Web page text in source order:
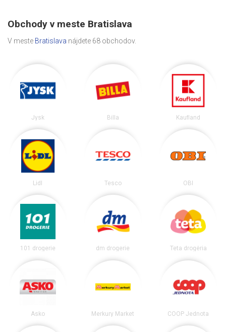
Obchody v meste Bratislava
V meste Bratislava nájdete 68 obchodov.
Jysk Billa Kaufland
Lidl Tesco OBI
101 drogerie dm drogerie Teta drogéria
Asko Merkury Market COOP Jednota